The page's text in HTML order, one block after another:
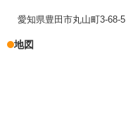
愛知県豊田市丸山町3-68-5
地図